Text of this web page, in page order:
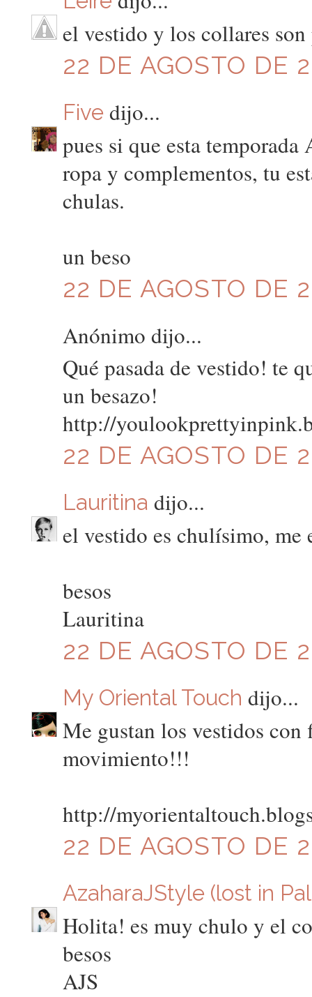
el vestido y los collares
22 DE AGOSTO DE
Five dijo...
pues si que esta
ropa y complementos, tu
chulas.
un beso
22 DE AGOSTO DE
Anónimo dijo...
Qué pasada de vestido! te
un besazo!
http://
22 DE AGOSTO DE
Lauritina dijo...
el vestido es chulísimo, me
besos
Lauritina
22 DE AGOSTO DE
My Oriental Touch dijo...
Me gustan los vestidos con
movimiento!!!
http://
22 DE AGOSTO DE
AzaharaJStyle (lost in
Holita! es muy chulo y el
besos
AJS